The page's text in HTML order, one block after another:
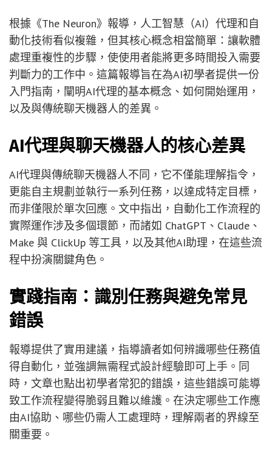
根據《The Neuron》報導，人工智慧（AI）代理和自
動化技術看似複雜，但其核心概念相當簡單：讓軟體
處理重複性的步驟，使使用者能將更多時間投入需要
判斷力的工作中。這篇報導旨在為AI初學者提供一份
入門指南，闡明AI代理的基本概念、如何開始運用，
以及與傳統聊天機器人的差異。
AI代理與聊天機器人的核心差異
AI代理與傳統聊天機器人不同，它不僅能理解指令，
更能自主規劃並執行一系列任務，以達成特定目標，
而非僅限於單次回應。文中指出，自動化工作流程的
實際運作涉及多個環節，而諸如 ChatGPT、Claude、
Make 與 ClickUp 等工具，以及其他AI助理，在這些流
程中扮演關鍵角色。
實踐指南：識別任務與避免常見
錯誤
報導提供了實用建議，指導讀者如何辨識哪些任務值
得自動化，並強調無需程式設計經驗即可上手。同
時，文章也點出初學者常犯的錯誤，這些錯誤可能導
致工作流程變得脆弱且難以維護。在決定哪些工作應
由AI協助、哪些仍需人工處理時，理解兩者的界線至
關重要。